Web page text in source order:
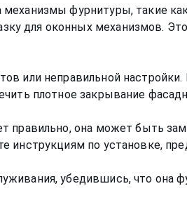
фурнитуры, такие
для оконных механизмов.
или неправильной
плотное закрывание
правильно, она может быть
инструкциям по установке,
убедившись, что она